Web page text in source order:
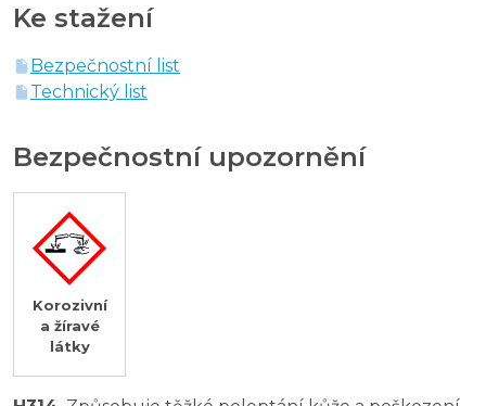
Ke stažení
Bezpečnostní list
Technický list
Bezpečnostní upozornění
Korozivní
a žíravé
látky